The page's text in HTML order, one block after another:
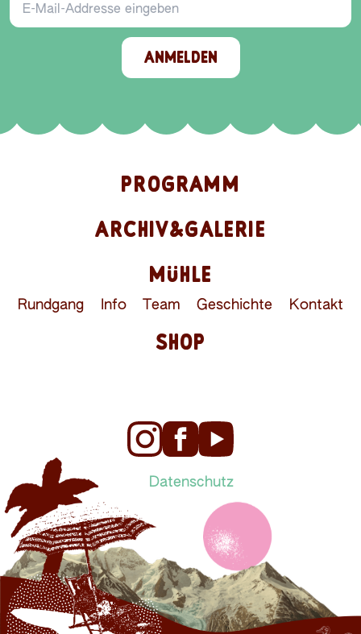
ANMELDEN
PROGRAMM
ARCHIV&GALERIE
MÜHLE
Rundgang Info Team Geschichte Kontakt
SHOP
Datenschutz